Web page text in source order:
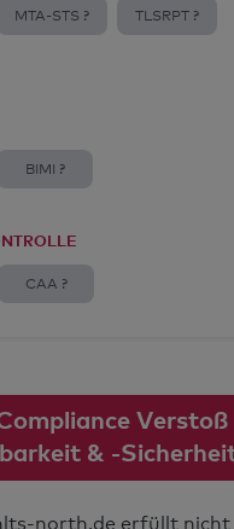
MTA-STS ? TLSRPT ?
BIMI ?
CAA ?
Verstoß
& -
north.de erfüllt nicht